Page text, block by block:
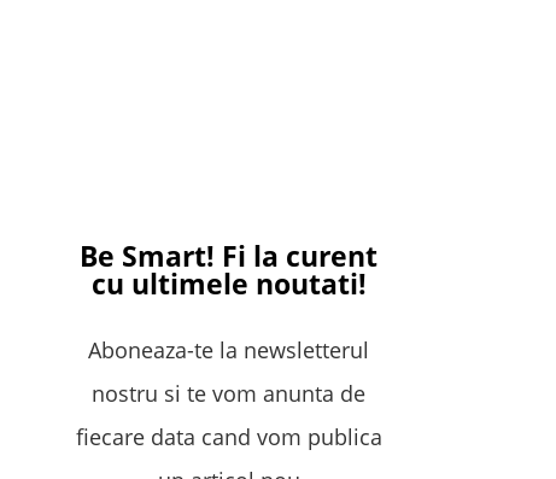
Be Smart! Fi la curent
cu ultimele noutati!
Aboneaza-te la newsletterul
nostru si te vom anunta de
fiecare data cand vom publica